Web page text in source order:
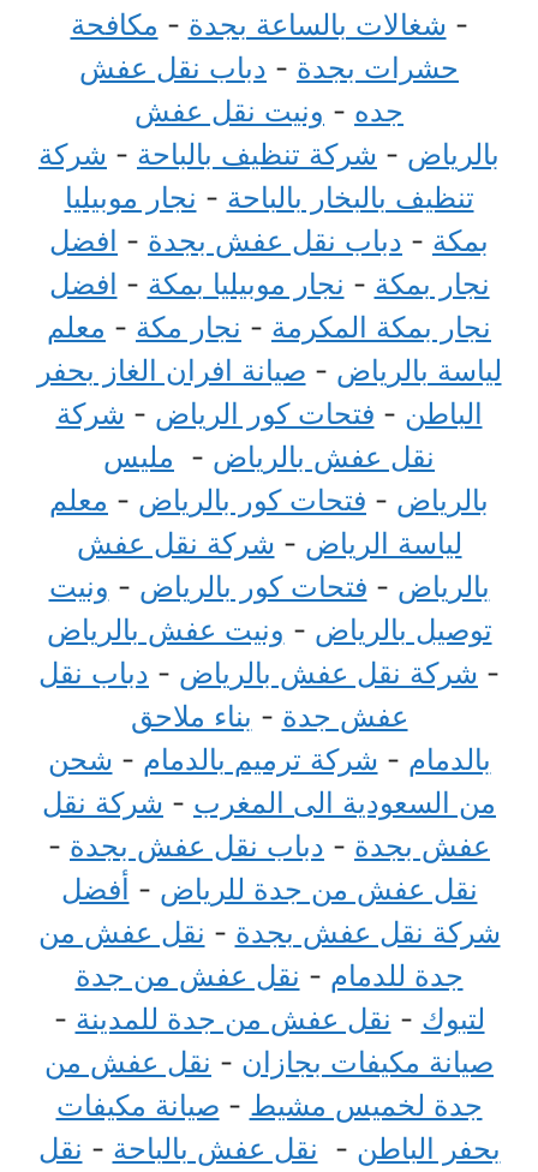
- شغالات بالساعة بجدة - مكافحة
حشرات بجدة - دباب نقل عفش
جده - ونيت نقل عفش
بالرياض - شركة تنظيف بالباحة - شركة
تنظيف بالبخار بالباحة - نجار موبيليا
بمكة - دباب نقل عفش بجدة - افضل
نجار بمكة - نجار موبيليا بمكة - افضل
نجار بمكة المكرمة - نجار مكة - معلم
لياسة بالرياض - صيانة افران الغاز بحفر
الباطن - فتحات كور الرياض - شركة
نقل عفش بالرياض - مليس
بالرياض - فتحات كور بالرياض - معلم
لياسة الرياض - شركة نقل عفش
بالرياض - فتحات كور بالرياض - ونيت
توصيل بالرياض - ونيت عفش بالرياض
- شركة نقل عفش بالرياض - دباب نقل
عفش جدة - بناء ملاحق
بالدمام - شركة ترميم بالدمام - شحن
من السعودية الى المغرب - شركة نقل
عفش بجدة - دباب نقل عفش بجدة -
نقل عفش من جدة للرياض - أفضل
شركة نقل عفش بجدة - نقل عفش من
جدة للدمام - نقل عفش من جدة
لتبوك - نقل عفش من جدة للمدينة -
صيانة مكيفات بجازان - نقل عفش من
جدة لخميس مشيط - صيانة مكيفات
بحفر الباطن - نقل عفش بالباحة - نقل